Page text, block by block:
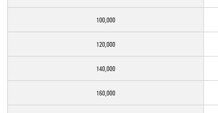
100,000
120,000
140,000
160,000